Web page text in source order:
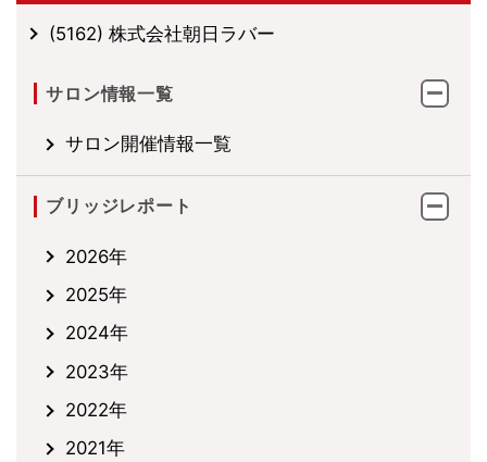
(5162) 株式会社朝日ラバー
サロン情報一覧
サロン開催情報一覧
ブリッジレポート
2026年
2025年
2024年
2023年
2022年
2021年